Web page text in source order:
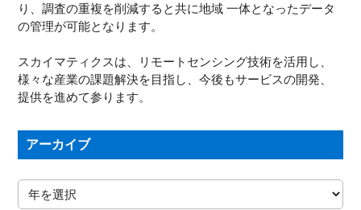
り、調査の重複を削減すると共に地域 一体となったデータ
の管理が可能となります。
スカイマティクスは、リモートセンシング技術を活用し、
様々な産業の課題解決を目指し、今後もサービスの開発、
提供を進めて参ります。
アーカイブ